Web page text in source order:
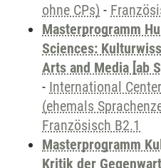
ohne CPs) -
Masterprogramm
Sciences:
Arts and Media [ab
- International
(ehemals
Französisch B2.1
Masterprogramm
Kritik der